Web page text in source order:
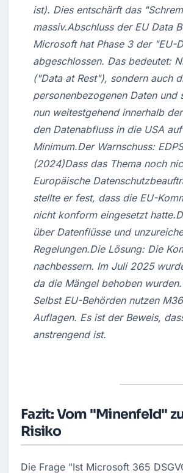
ist). Dies entschärft das
massiv.Abschluss der EU Data
Microsoft hat Phase 3 der "EU-
abgeschlossen. Das bedeutet:
("Data at Rest"), sondern auch
personenbezogenen Daten
nun weitestgehend innerhalb
den Datenabfluss in die USA
Minimum.Der Warnschuss:
(2024)Dass das Thema noch
Europäische
stellte er fest, dass die EU-
nicht konform eingesetzt
über Datenflüsse und
Regelungen.Die Lösung: Die
nachbessern. Im Juli 2025
da die Mängel behoben
Selbst EU-Behörden nutzen
Auflagen. Es ist der Beweis,
anstrengend ist.
Fazit: Vom "Minenfeld"
Risiko
Die Frage "Ist Microsoft 365